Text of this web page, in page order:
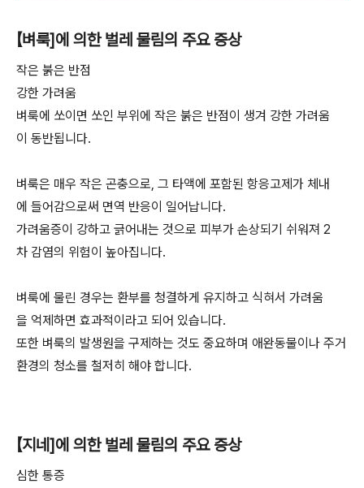
【벼룩]에 의한 벌레 물림의 주요 증상
작은 붉은 반점
강한 가려움
벼룩에 쏘이면 쏘인 부위에 작은 붉은 반점이 생겨 강한 가려움
이 동반됩니다.
벼룩은 매우 작은 곤충으로, 그 타액에 포함된 항응고제가 체내
에 들어감으로써 면역 반응이 일어납니다.
가려움증이 강하고 긁어내는 것으로 피부가 손상되기 쉬워져 2
차 감염의 위험이 높아집니다.
벼룩에 물린 경우는 환부를 청결하게 유지하고 식혀서 가려움
을 억제하면 효과적이라고 되어 있습니다.
또한 벼룩의 발생원을 구제하는 것도 중요하며 애완동물이나 주거
환경의 청소를 철저히 해야 합니다.
【지네]에 의한 벌레 물림의 주요 증상
심한 통증